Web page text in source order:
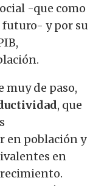
-que como
y por su
muy de paso,
, que
en población y
en